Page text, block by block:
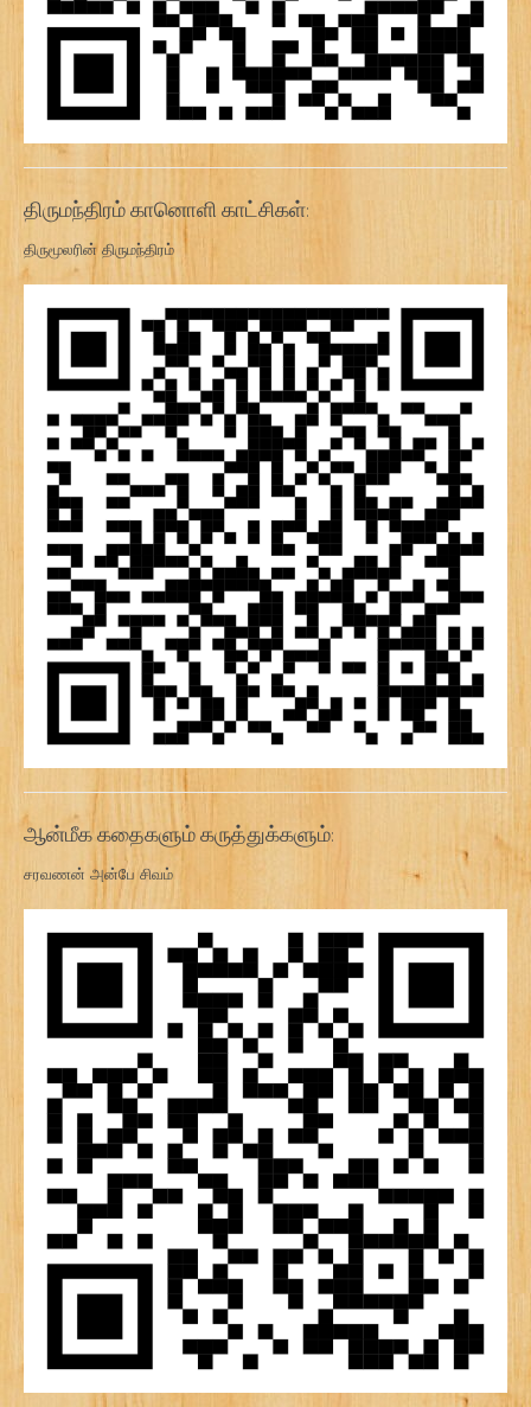
திருமந்திரம் கானொளி காட்சிகள்:
திருமூலரின் திருமந்திரம்
ஆன்மீக கதைகளும் கருத்துக்களும்:
சரவணன் அன்பே சிவம்